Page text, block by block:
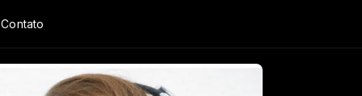
Contato